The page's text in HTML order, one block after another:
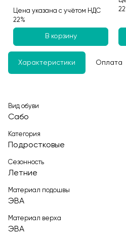
Цена указана с учётом НДС
22%
В корзину
Характеристики Оплата
Вид обуви
Сабо
Категория
Подростковые
Сезонность
Летние
Материал подошвы
ЭВА
Материал верха
ЭВА